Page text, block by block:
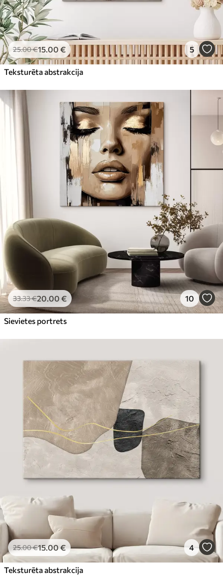
25.00€15.00 € 5
Teksturēta abstrakcija
33.33€20.00 € 10
Sievietes portrets
25.00€15.00€ 4
Teksturēta abstrakcija